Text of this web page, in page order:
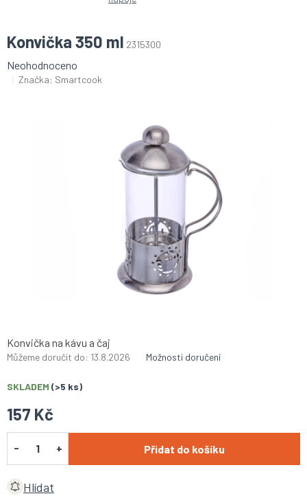
Konvička 350 ml 2315300
Průměrné
hodnocení
Neohodnoceno
Značka: Smartcook
157 Kč
SKLADEM (>5 ks)
Můžeme doručit do: 13.8.2026 Možnosti doručení
Přidat do košíku
Konvička na kávu a čaj
Hlídat